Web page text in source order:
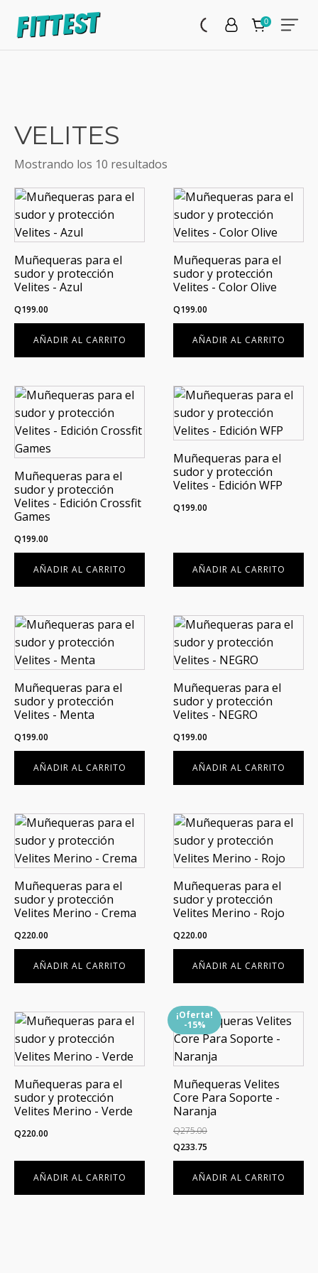
VELITES
Mostrando los 10 resultados
Muñequeras para el
sudor y protección
Velites - Azul
Q199.00
AÑADIR AL CARRITO
Muñequeras para el
sudor y protección
Velites - Color Olive
Q199.00
AÑADIR AL CARRITO
Muñequeras para el
sudor y protección
Velites - Edición Crossfit
Games
Q199.00
AÑADIR AL CARRITO
Muñequeras para el
sudor y protección
Velites - Edición WFP
Q199.00
AÑADIR AL CARRITO
Muñequeras para el
sudor y protección
Velites - Menta
Q199.00
AÑADIR AL CARRITO
Muñequeras para el
sudor y protección
Velites - NEGRO
Q199.00
AÑADIR AL CARRITO
Muñequeras para el
sudor y protección
Velites Merino - Crema
Q220.00
AÑADIR AL CARRITO
Muñequeras para el
sudor y protección
Velites Merino - Rojo
Q220.00
AÑADIR AL CARRITO
Muñequeras para el
sudor y protección
Velites Merino - Verde
Q220.00
AÑADIR AL CARRITO
¡Oferta!
-15%
Muñequeras Velites
Core Para Soporte -
Naranja
Q275.00
El
precio
original
era:
Q233.75
precio
actual
es:
AÑADIR AL CARRITO